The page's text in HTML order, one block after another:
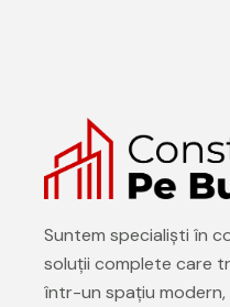
Suntem specialiști în
soluții complete care
într-un spațiu